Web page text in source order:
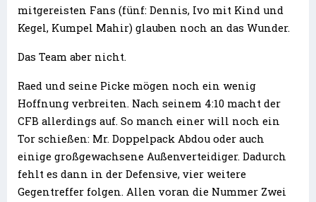
mitgereisten Fans (fünf: Dennis, Ivo mit Kind und
Kegel, Kumpel Mahir) glauben noch an das Wunder.
Das Team aber nicht.
Raed und seine Picke mögen noch ein wenig
Hoffnung verbreiten. Nach seinem 4:10 macht der
CFB allerdings auf. So manch einer will noch ein
Tor schießen: Mr. Doppelpack Abdou oder auch
einige großgewachsene Außenverteidiger. Dadurch
fehlt es dann in der Defensive, vier weitere
Gegentreffer folgen. Allen voran die Nummer Zwei